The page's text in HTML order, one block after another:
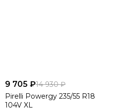
9 705 ₽14 930 ₽
Pirelli Powergy 235/55 R18
104V XL